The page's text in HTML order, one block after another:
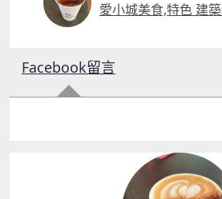
愛小城美食,特色 建
Facebook留言